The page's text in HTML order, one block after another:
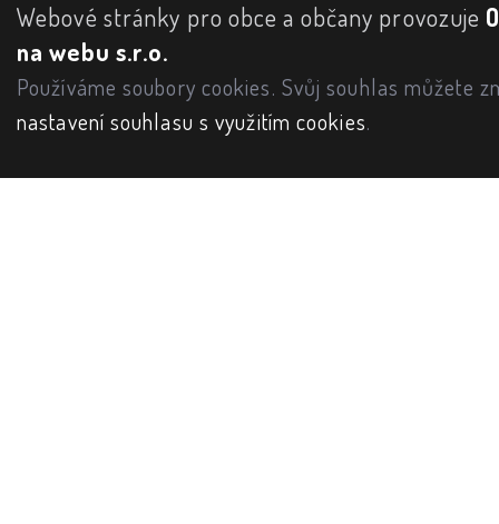
Webové stránky pro obce a občany provozuje
na webu s.r.o.
Používáme soubory cookies. Svůj souhlas můžete
nastavení souhlasu s využitím cookies.